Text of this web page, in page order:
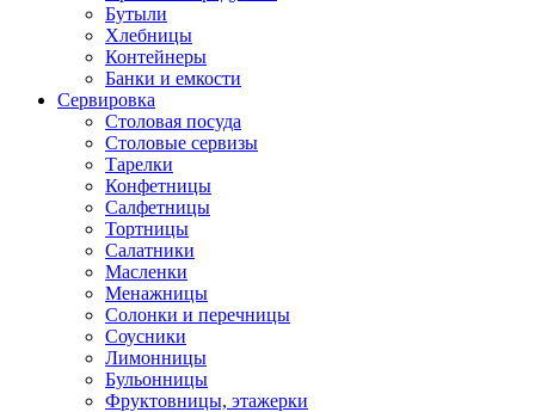
Бутыли
Хлебницы
Контейнеры
Банки и емкости
Сервировка
Столовая посуда
Столовые сервизы
Тарелки
Конфетницы
Салфетницы
Тортницы
Салатники
Масленки
Менажницы
Солонки и перечницы
Соусники
Лимонницы
Бульонницы
Фруктовницы, этажерки